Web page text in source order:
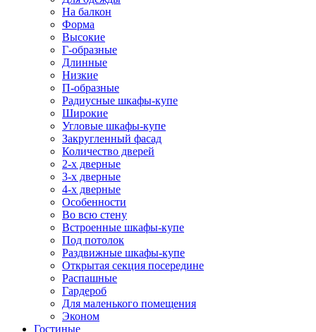
На балкон
Форма
Высокие
Г-образные
Длинные
Низкие
П-образные
Радиусные шкафы-купе
Широкие
Угловые шкафы-купе
Закругленный фасад
Количество дверей
2-х дверные
3-х дверные
4-х дверные
Особенности
Во всю стену
Встроенные шкафы-купе
Под потолок
Раздвижные шкафы-купе
Открытая секция посередине
Распашные
Гардероб
Для маленького помещения
Эконом
Гостиные